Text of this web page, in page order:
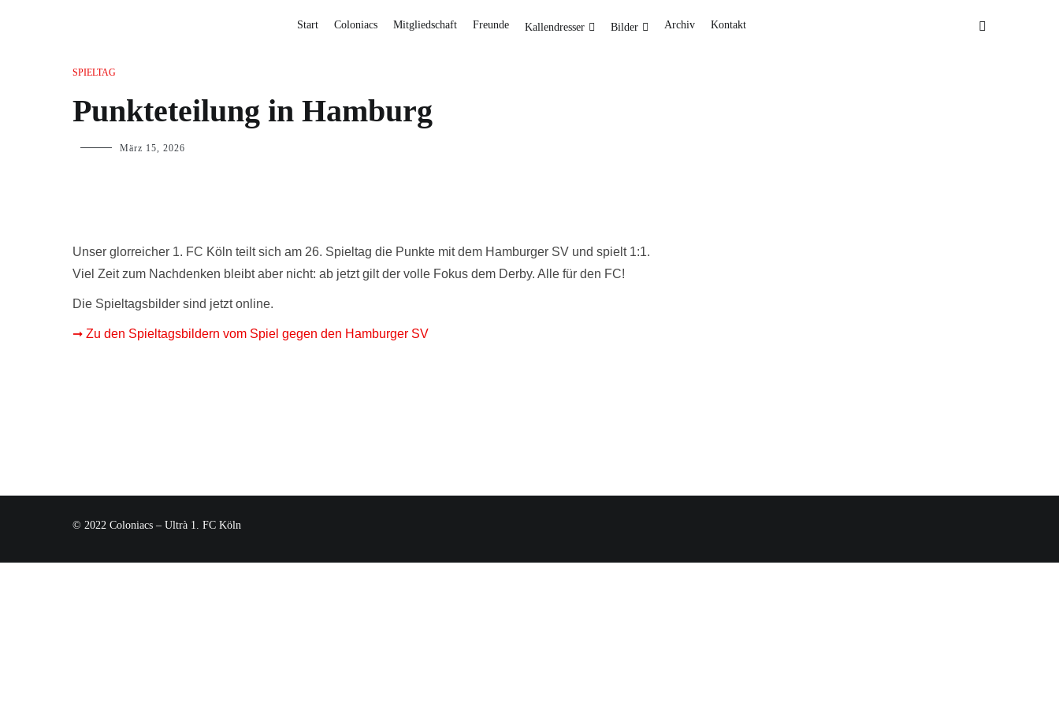
Start Coloniacs Mitgliedschaft Freunde Kallendresser Bilder Archiv Kontakt
SPIELTAG
Punkteteilung in Hamburg
März 15, 2026
Unser glorreicher 1. FC Köln teiltsich am 26. Spieltag die Punkte mitdem Hamburger SV und spielt 1:1.
Viel Zeit zum Nachdenken bleibtaber nicht: ab jetztgiltder volle Fokus dem Derby. Alle für den FC!
Die Spieltagsbilder sind jetztonline.
➞ Zu den Spieltagsbildern vom Spiel gegen den Hamburger SV
© 2022 Coloniacs – Ultrà 1. FC Köln